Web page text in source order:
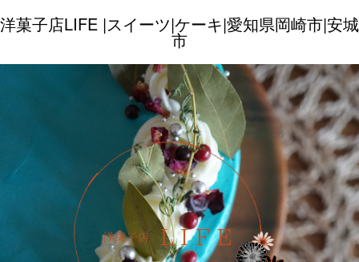
洋菓子店LIFE |スイーツ|ケーキ|愛知県岡崎市|安城
市